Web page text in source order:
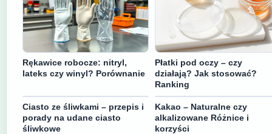
Rękawice robocze: nitryl,
lateks czy winyl? Porównanie
Płatki pod oczy – czy
działają? Jak stosować?
Ranking
Ciasto ze śliwkami – przepis i
porady na udane ciasto
śliwkowe
Kakao – Naturalne czy
alkalizowane Różnice i
korzyści